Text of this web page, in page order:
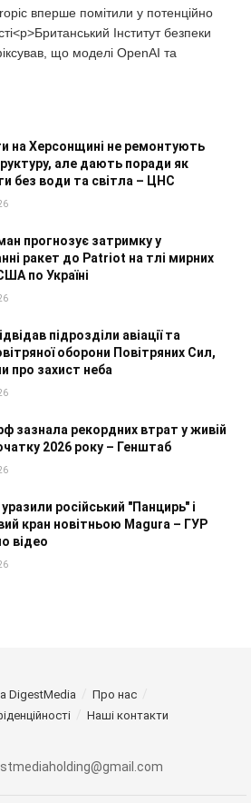
вперше помітили у потенційно
Інститут безпеки
що моделі OpenAI та
на Херсонщині не ремонтують
але дають поради як
без води та світла – ЦНС
прогнозує затримку у
ракет до Patriot на тлі мирних
по Україні
підрозділи авіації та
оборони Повітряних Сил,
про захист неба
зазнала рекордних втрат у живій
2026 року – Генштаб
російський "Панцирь" і
кран новітньою Magura – ГУР
відео
DigestMedia
Про нас
Наші контакти